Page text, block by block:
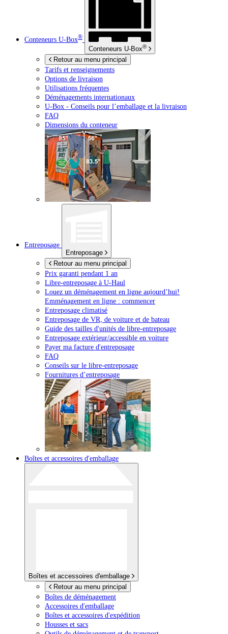
Conteneurs U-Box®
Conteneurs U-Box®
Retour au menu principal
Tarifs et renseignements
Options de livraison
Utilisations fréquentes
Déménagements internationaux
U-Box - Conseils pour l’emballage et la livraison
FAQ
Dimensions du conteneur
Entreposage
Entreposage
Retour au menu principal
Prix garanti pendant 1 an
Libre-entreposage à U-Haul
Louez un déménagement en ligne aujourd’hui!
Emménagement en ligne : commencer
Entreposage climatisé
Entreposage de VR, de voiture et de bateau
Guide des tailles d'unités de libre-entreposage
Entreposage extérieur/accessible en voiture
Payer ma facture d'entreposage
FAQ
Conseils sur le libre-entreposage
Fournitures d’entreposage
Boîtes et accessoires d'emballage
Boîtes et accessoires d'emballage
Retour au menu principal
Boîtes de déménagement
Accessoires d'emballage
Boîtes et accessoires d'expédition
Housses et sacs